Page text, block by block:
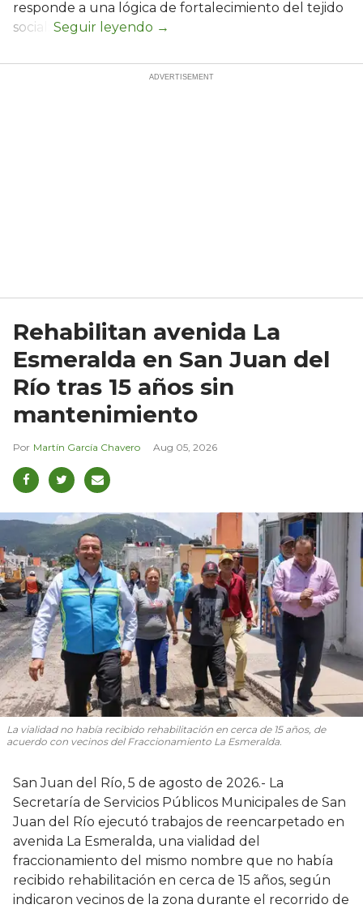
responde a una lógica de fortalecimiento del tejido
social:
Rehabilitan avenida La
Esmeralda en San Juan del
Río tras 15 años sin
mantenimiento
Martín García Chavero Aug 05, 2026
La vialidad no había recibido rehabilitación en cerca de 15 años, de
acuerdo con vecinos del Fraccionamiento La Esmeralda.
San Juan del Río, 5 de agosto de 2026.- La
Secretaría de Servicios Públicos Municipales de San
Juan del Río ejecutó trabajos de reencarpetado en
avenida La Esmeralda, una vialidad del
fraccionamiento del mismo nombre que no había
recibido rehabilitación en cerca de 15 años, según
indicaron vecinos de la zona durante el recorrido de